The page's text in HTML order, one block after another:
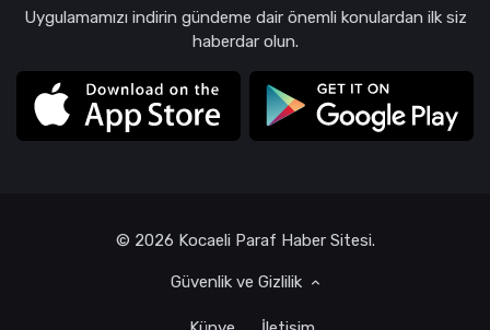
Uygulamamızı indirin gündeme dair önemli konulardan ilk siz
haberdar olun.
© 2026 Kocaeli Paraf Haber Sitesi.
Güvenlik ve Gizlilik